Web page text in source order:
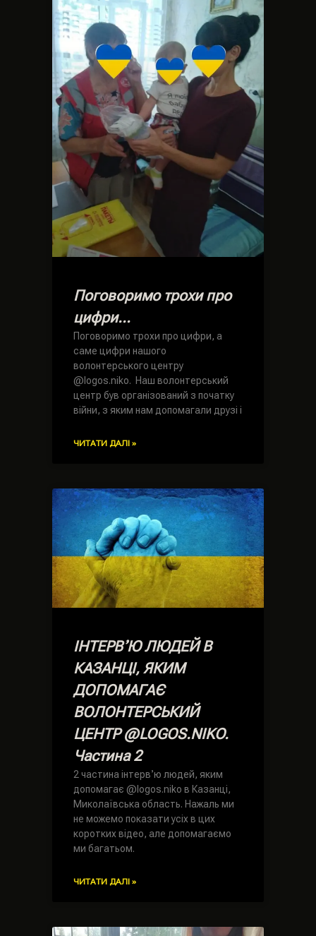
Поговоримо трохи про
цифри…
Поговоримо трохи про цифри, а
саме цифри нашого
волонтерського центру
@logos.niko. Наш волонтерський
центр був організований з початку
війни, з яким нам допомагали друзі і
ЧИТАТИ ДАЛІ »
ІНТЕРВʼЮ ЛЮДЕЙ В
КАЗАНЦІ, ЯКИМ
ДОПОМАГАЄ
ВОЛОНТЕРСЬКИЙ
ЦЕНТР @LOGOS.NIKO.
Частина 2
2 частина інтервʼю людей, яким
допомагає @logos.niko в Казанці,
Миколаївська область. Нажаль ми
не можемо показати усіх в цих
коротких відео, але допомагаємо
ми багатьом.
ЧИТАТИ ДАЛІ »